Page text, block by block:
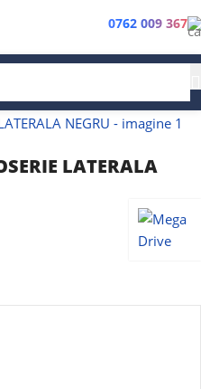
0762 009 367
LATERALA